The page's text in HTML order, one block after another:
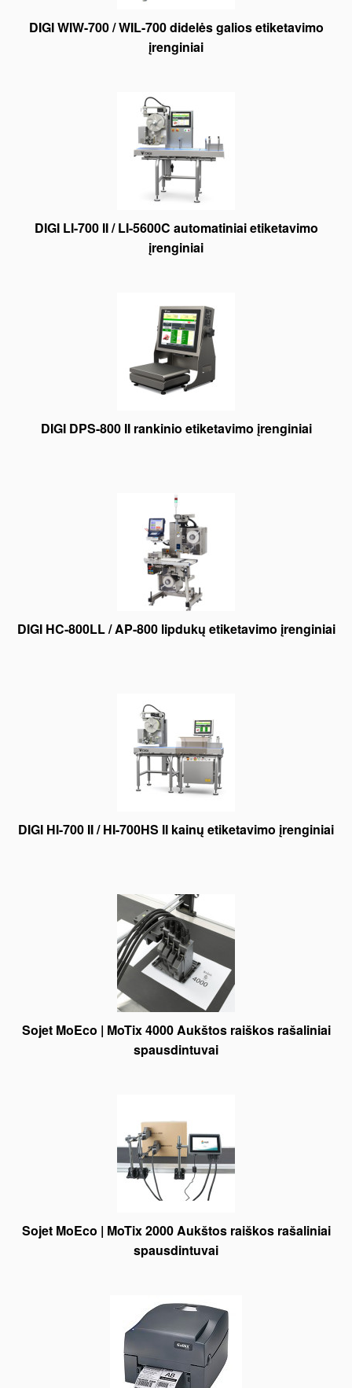
DIGI WIW-700 / WIL-700 didelės galios etiketavimo
įrenginiai
DIGI LI-700 II / LI-5600C automatiniai etiketavimo
įrenginiai
DIGI DPS-800 II rankinio etiketavimo įrenginiai
DIGI HC-800LL / AP-800 lipdukų etiketavimo įrenginiai
DIGI HI-700 II / HI-700HS II kainų etiketavimo įrenginiai
Sojet MoEco | MoTix 4000 Aukštos raiškos rašaliniai
spausdintuvai
Sojet MoEco | MoTix 2000 Aukštos raiškos rašaliniai
spausdintuvai